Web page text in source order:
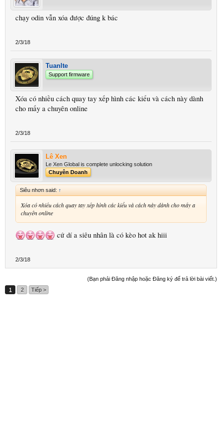
chạy odin vẫn xóa được đúng k bác
2/3/18
Tuanlte
Support firmware
Xóa có nhiều cách quay tay xếp hình các kiểu và cách này dành
cho mấy a chuyên online
2/3/18
Lê Xen
Le Xen Global is complete unlocking solution
Chuyên Doanh
Siêu nhơn said: ↑
Xóa có nhiều cách quay tay xếp hình các kiểu và cách này dành cho mấy a
chuyên online
cứ dí a siêu nhân là có kèo hot ak hiii
2/3/18
(Bạn phải Đăng nhập hoặc Đăng ký để trả lời bài viết.)
1
2 Tiếp >